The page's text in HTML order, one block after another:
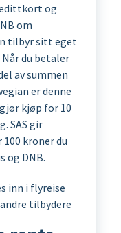
og
om
tilbyr sitt eget
du betaler
av summen
er denne
kjøp for 10
SAS gir
kroner du
og DNB.
inn i flyreise
tilbydere